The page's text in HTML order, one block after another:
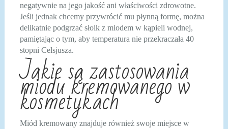
negatywnie na jego jakość ani właściwości zdrowotne.
Jeśli jednak chcemy przywrócić mu płynną formę, można
delikatnie podgrzać słoik z miodem w kąpieli wodnej,
pamiętając o tym, aby temperatura nie przekraczała 40
stopni Celsjusza.
Jakie są zastosowania
miodu kremowanego w
kosmetykach
Miód kremowany znajduje również swoje miejsce w